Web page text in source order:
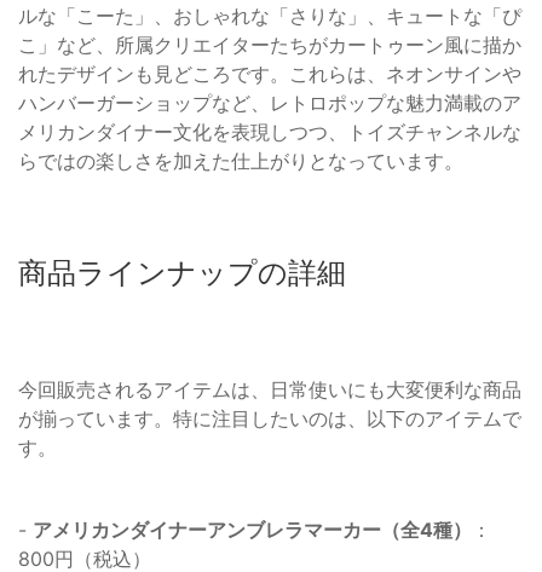
ルな「こーた」、おしゃれな「さりな」、キュートな「ぴ
こ」など、所属クリエイターたちがカートゥーン風に描か
れたデザインも見どころです。これらは、ネオンサインや
ハンバーガーショップなど、レトロポップな魅力満載のア
メリカンダイナー文化を表現しつつ、トイズチャンネルな
らではの楽しさを加えた仕上がりとなっています。
商品ラインナップの詳細
今回販売されるアイテムは、日常使いにも大変便利な商品
が揃っています。特に注目したいのは、以下のアイテムで
す。
- アメリカンダイナーアンブレラマーカー（全4種）
：
800円（税込）